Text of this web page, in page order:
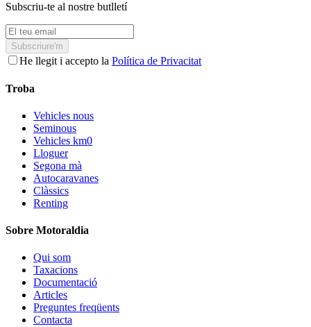
Subscriu-te al nostre butlletí
Subscriure'm
He llegit i accepto la Política de Privacitat
Troba
Vehicles nous
Seminous
Vehicles km0
Lloguer
Segona mà
Autocaravanes
Clàssics
Renting
Sobre Motoraldia
Qui som
Taxacions
Documentació
Articles
Preguntes freqüents
Contacta